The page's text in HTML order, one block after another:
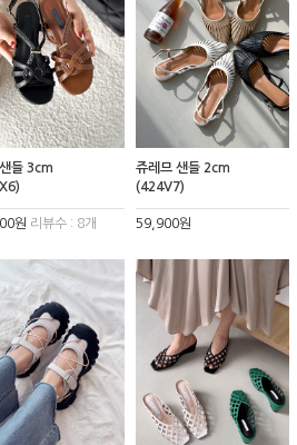
들 3cm
원 리뷰수 : 8개
쥬레므 샌들 2cm
(424V7)
59,900원